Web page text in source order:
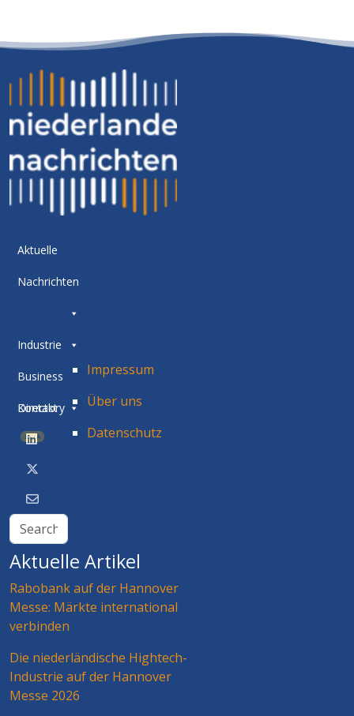
Aktuelle
Nachrichten
Industrie
Business
Directory
BETA
Kontakt
Impressum
Über uns
Datenschutz
Aktuelle Artikel
Rabobank auf der Hannover
Messe: Märkte international
verbinden
Die niederländische Hightech-
Industrie auf der Hannover
Messe 2026